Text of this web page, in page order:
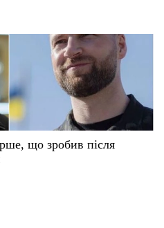
що зробив після